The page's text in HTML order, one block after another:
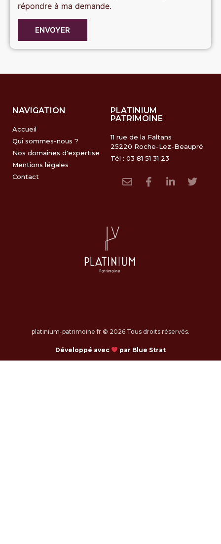
répondre à ma demande.
ENVOYER
PLATINIUM
PATRIMOINE
11 rue de la Faltans
25220 Roche-Lez-Beaupré
Tél : 03 81 51 31 23
NAVIGATION
Accueil
Qui sommes-nous ?
Nos domaines d'expertise
Mentions légales
Contact
platinium-patrimoine.fr © 2026 Tous droits réservés.
Développé avec par Blue Strat